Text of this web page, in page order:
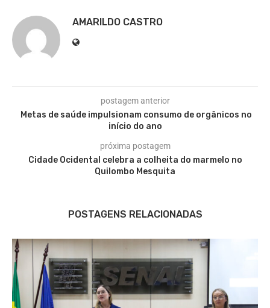
AMARILDO CASTRO
postagem anterior
Metas de saúde impulsionam consumo de orgânicos no
início do ano
próxima postagem
Cidade Ocidental celebra a colheita do marmelo no
Quilombo Mesquita
POSTAGENS RELACIONADAS